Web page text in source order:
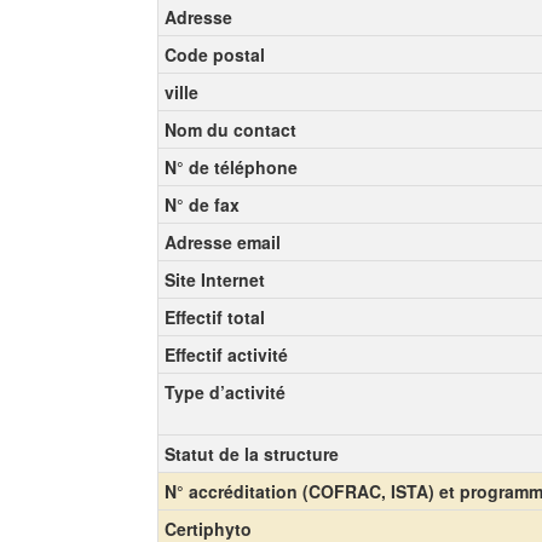
Adresse
Code postal
ville
Nom du contact
N° de téléphone
N° de fax
Adresse email
Site Internet
Effectif total
Effectif activité
Type d’activité
Statut de la structure
N° accréditation (COFRAC, ISTA) et
Certiphyto